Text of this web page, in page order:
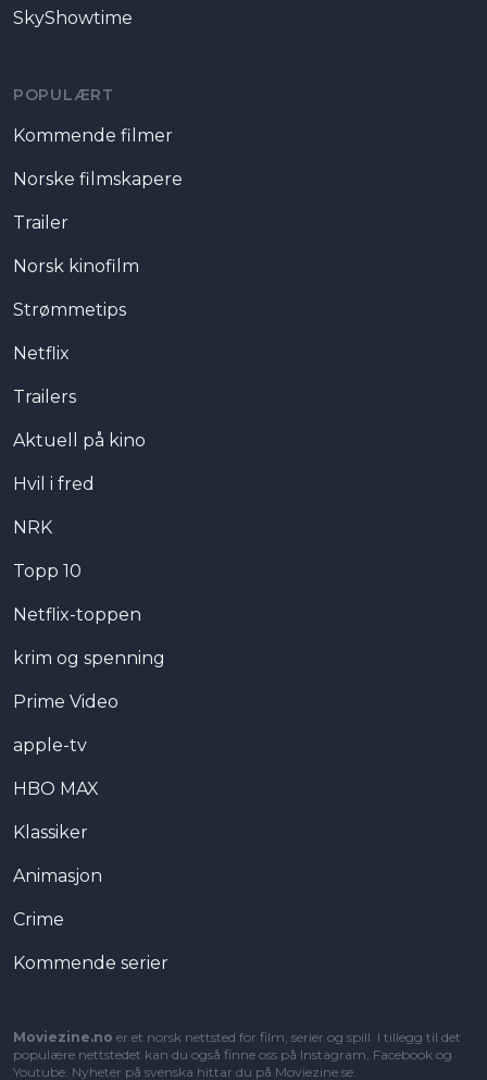
SkyShowtime
POPULÆRT
Kommende filmer
Norske filmskapere
Trailer
Norsk kinofilm
Strømmetips
Netflix
Trailers
Aktuell på kino
Hvil i fred
NRK
Topp 10
Netflix-toppen
krim og spenning
Prime Video
apple-tv
HBO MAX
Klassiker
Animasjon
Crime
Kommende serier
Moviezine.no er et norsk nettsted for film, serier og spill. I tillegg til det
populære nettstedet kan du også finne oss på Instagram, Facebook og
Youtube. Nyheter på svenska hittar du på Moviezine.se.